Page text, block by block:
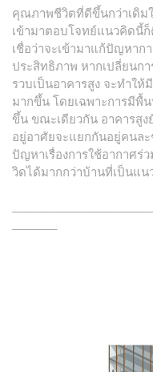
คุณภาพชีวิตที่ดีขึ้นกว่าเดิม
เข้ามาตอบโจทย์แนวคิดนี้
เชื่อว่าจะเข้ามาแก้ปัญหาก
ประสิทธิภาพ หากเปลี่ยนก
รวบเป็นอาคารสูง จะทำใ
มากขึ้น โดยเฉพาะการมีพื้
ขึ้น ขณะเดียวกัน อาคารสู
อยู่อาศัยจะแยกกันอยู่คนล
ปัญหาเรื่องการใช้อากาศร่
วิดได้มากกว่าบ้านที่เป็นแน